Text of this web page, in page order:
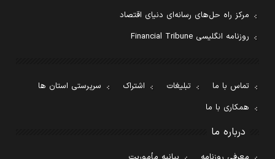
مرکز راه حل‌های رسانه‌ای دنیای اقتصاد
روزنامه انگلیسی Financial Tribune
تماس با ما تبلیغات اشتراک
سرپرستی استان ها
همکاری با ما
درباره ما